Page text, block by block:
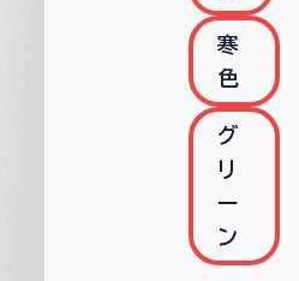
寒
色
グ
リ
ー
ン